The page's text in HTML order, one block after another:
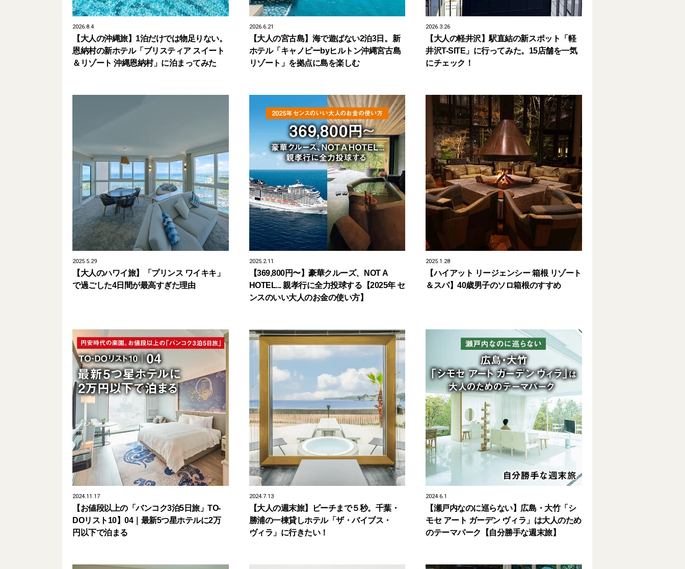
2026.8.4
【大人の沖縄旅】1泊だけでは物足りない。
恩納村の新ホテル「ブリスティア スイート
＆リゾート 沖縄恩納村」に泊まってみた
2026.6.21
【大人の宮古島】海で遊ばない2泊3日。新
ホテル「キャノピーbyヒルトン沖縄宮古島
リゾート」を拠点に島を楽しむ
2026.3.26
【大人の軽井沢】駅直結の新スポット「軽
井沢T-SITE」に行ってみた。15店舗を一気
にチェック！
2025.5.29
【大人のハワイ旅】「プリンス ワイキキ」
で過ごした4日間が最高すぎた理由
2025.2.11
【369,800円〜】豪華クルーズ、NOT A
HOTEL... 親孝行に全力投球する【2025年 セ
ンスのいい大人のお金の使い方】
2025.1.28
【ハイアット リージェンシー 箱根 リゾート
＆スパ】40歳男子のソロ箱根のすすめ
2024.11.17
【お値段以上の「バンコク3泊5日旅」TO-
DOリスト10】04｜最新5つ星ホテルに2万
円以下で泊まる
2024.7.13
【大人の週末旅】ビーチまで５秒。千葉・
勝浦の一棟貸しホテル「ザ・バイブス・
ヴィラ」に行きたい！
2024.6.1
【瀬戸内なのに巡らない】広島・大竹「シ
モセ アート ガーデン ヴィラ」は大人のため
のテーマパーク【自分勝手な週末旅】